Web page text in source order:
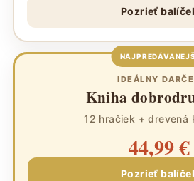
Pozrieť
IDEÁLNY
Kniha
12 hračiek + drevená
44,99 €
Pozrieť